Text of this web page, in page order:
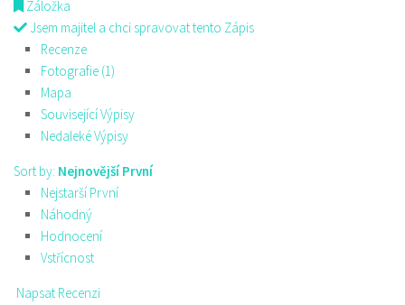
Záložka
Jsem majitel a chci spravovat tento Zápis
Recenze
Fotografie (1)
Mapa
Související Výpisy
Nedaleké Výpisy
Sort by: Nejnovější První
Nejstarší První
Náhodný
Hodnocení
Vstřícnost
Napsat Recenzi